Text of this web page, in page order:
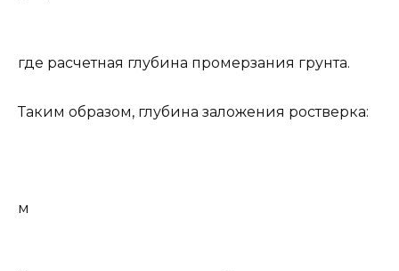
где расчетная глубина промерзания грунта.
Таким образом, глубина заложения ростверка:
м